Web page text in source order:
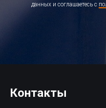
данных и соглашаетесь c
Контакты